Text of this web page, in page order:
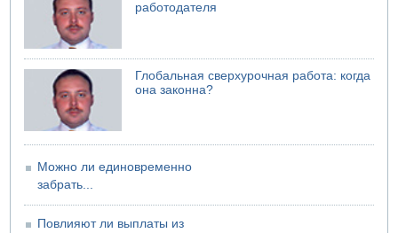
работодателя
Глобальная сверхурочная работа: когда
она законна?
Можно ли единовременно
забрать...
Повлияют ли выплаты из